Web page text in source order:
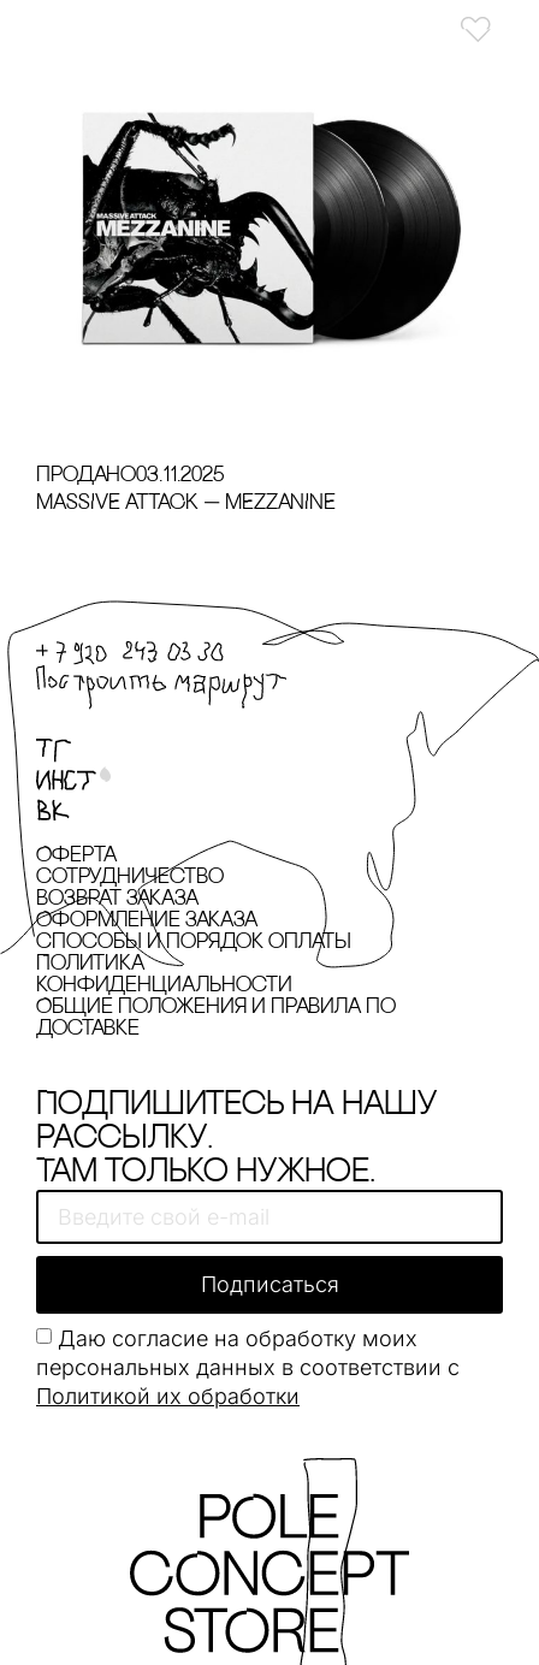
продано03.11.2025
MASSIVE ATTACK — MEZZANINE
Оферта
сотрудничество
Возврат заказа
Оформление заказа
cпособы и порядок оплаты
Политика
конфиденциальности
Общие положения и правила по
доставке
Подпишитесь на нашу
рассылку.
Там только нужное.
Даю согласие на обработку моих
персональных данных в соответствии с
Политикой их обработки
Подписаться